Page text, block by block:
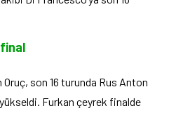
Oruç, son 16 turunda Rus Anton
Furkan çeyrek finalde